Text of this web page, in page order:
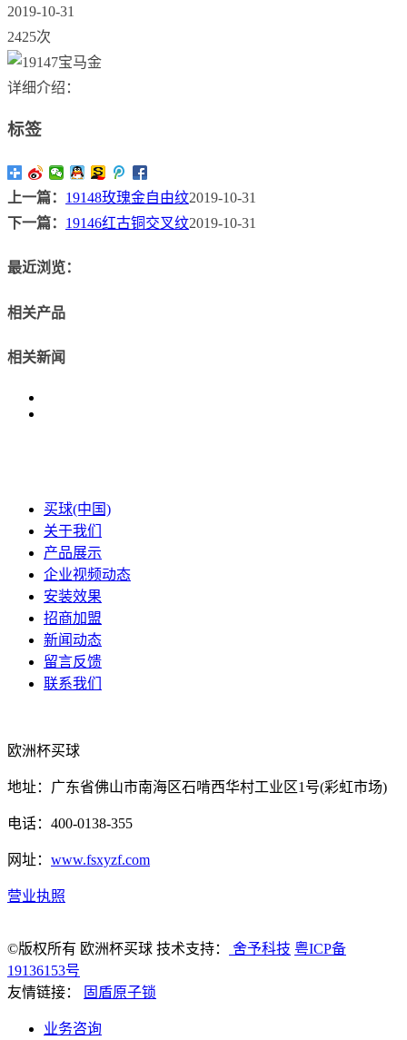
2019-10-31
2425次
详细介绍：
标签
上一篇： 19148玫瑰金自由纹2019-10-31
下一篇： 19146红古铜交叉纹2019-10-31
最近浏览：
相关产品
相关新闻
买球(中国)
关于我们
产品展示
企业视频动态
安装效果
招商加盟
新闻动态
留言反馈
联系我们
欧洲杯买球
地址：广东省佛山市南海区石啃西华村工业区1号(彩虹市场)
电话：400-0138-355
网址： www.fsxyzf.com
营业执照
©版权所有 欧洲杯买球 技术支持： 舍予科技 粤ICP备
19136153号
友情链接：
固盾原子锁
业务咨询